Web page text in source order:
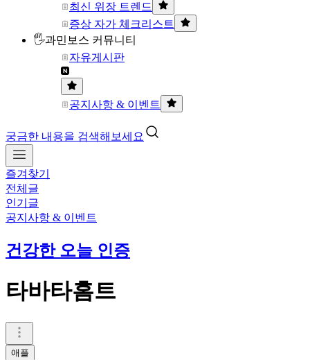
최신 위장 트렌드
증상 자가 체크리스트
🖐과민보스 커뮤니티
자유게시판
공지사항 & 이벤트
궁금한 내용을 검색해보세요
즐겨찾기
전체글
인기글
공지사항 & 이벤트
건강한 오늘 인증
타바타홈트
애플